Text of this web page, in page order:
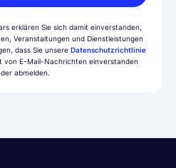
erklären Sie sich damit einverstanden,
Veranstaltungen und Dienstleistungen
dass Sie unsere Datenschutzrichtlinie
von E-Mail-Nachrichten einverstanden
abmelden.